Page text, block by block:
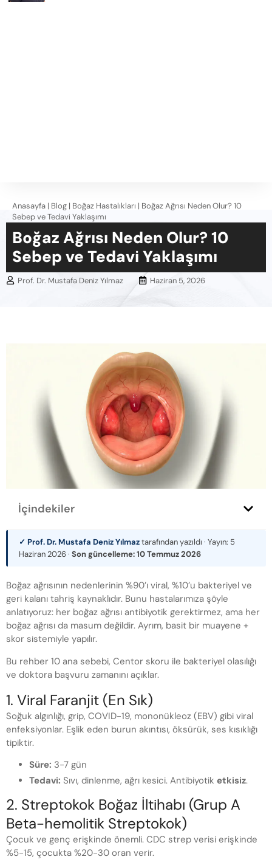
Anasayfa | Blog | Boğaz Hastalıkları | Boğaz Ağrısı Neden Olur? 10
Sebep ve Tedavi Yaklaşımı
Boğaz Ağrısı Neden Olur? 10
Sebep ve Tedavi Yaklaşımı
Prof. Dr. Mustafa Deniz Yılmaz Haziran 5, 2026
İçindekiler
✓ Prof. Dr. Mustafa Deniz Yılmaztarafından yazıldı · Yayın: 5
Haziran 2026· Son güncelleme:10 Temmuz 2026
Boğaz ağrısının nedenlerinin %90’ı viral, %10’u bakteriyel ve
geri kalanı tahriş kaynaklıdır. Bunu hastalarımıza şöyle
anlatıyoruz: her boğaz ağrısı antibiyotik gerektirmez, ama her
boğaz ağrısı da masum değildir. Ayrım, basit bir muayene +
skor sistemiyle yapılır.
Bu rehber 10 ana sebebi, Centor skoru ile bakteriyel olasılığı
ve doktora başvuru zamanını açıklar.
1. Viral Faranjit (En Sık)
Soğuk algınlığı, grip, COVID-19, mononükleoz (EBV) gibi viral
enfeksiyonlar. Eşlik eden burun akıntısı, öksürük, ses kısıklığı
tipiktir.
Süre: 3-7 gün
Tedavi: Sıvı, dinlenme, ağrı kesici. Antibiyotik etkisiz.
2. Streptokok Boğaz İltihabı (Grup A
Beta-hemolitik Streptokok)
Çocuk ve genç erişkinde önemli. CDC strep verisi erişkinde
%5-15, çocukta %20-30 oran verir.